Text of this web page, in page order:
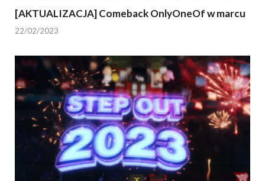
[AKTUALIZACJA] Comeback OnlyOneOf w marcu
22/02/2023